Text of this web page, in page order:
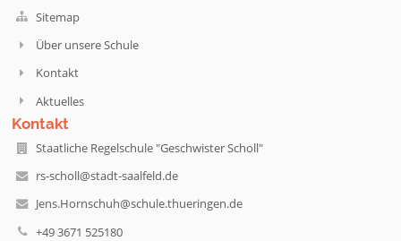
Sitemap
Über unsere Schule
Kontakt
Aktuelles
Kontakt
Staatliche Regelschule "Geschwister Scholl"
rs-scholl@stadt-saalfeld.de
Jens.Hornschuh@schule.thueringen.de
+49 3671 525180